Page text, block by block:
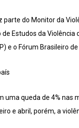
parte do Monitor da
de Estudos da Violência
e o Fórum Brasileiro
uma queda de 4% nas
e abril, porém, a